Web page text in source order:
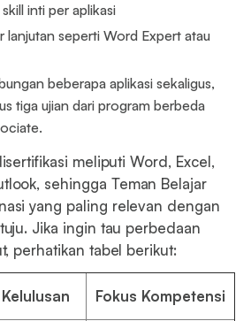
inti per aplikasi
lanjutan seperti Word Expert atau
beberapa aplikasi sekaligus,
tiga ujian dari program berbeda
meliputi Word, Excel,
sehingga Teman Belajar
yang paling relevan dengan
Jika ingin tau perbedaan
perhatikan tabel berikut:
Fokus Kompetensi